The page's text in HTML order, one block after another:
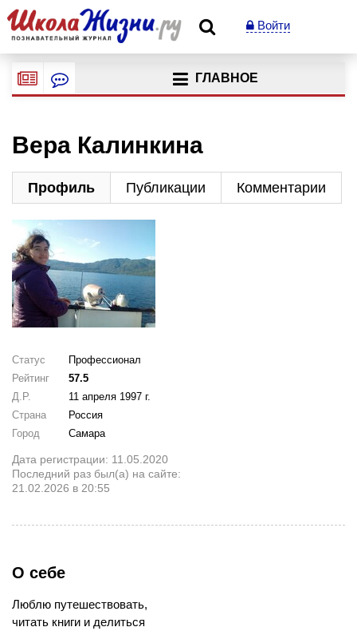
Войти
ГЛАВНОЕ
Вера Калинкина
Профиль Публикации Комментарии
Статус
Профессионал
Рейтинг
57.5
Д.Р.
11 апреля 1997 г.
Страна
Россия
Город
Самара
Дата регистрации: 11.05.2020
Последний раз был(а) на сайте:
21.02.2026 в 20:55
О себе
Люблю путешествовать,
читать книги и делиться